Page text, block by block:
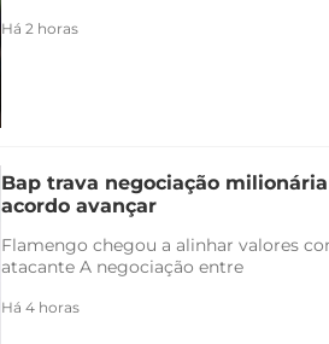
Há 2 horas
Bap trava negociação
acordo avançar
Flamengo chegou a alinhar valores
atacante A negociação entre
Há 4 horas